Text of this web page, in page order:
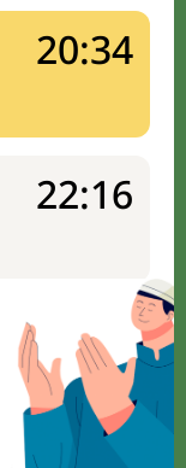
20:34
22:16